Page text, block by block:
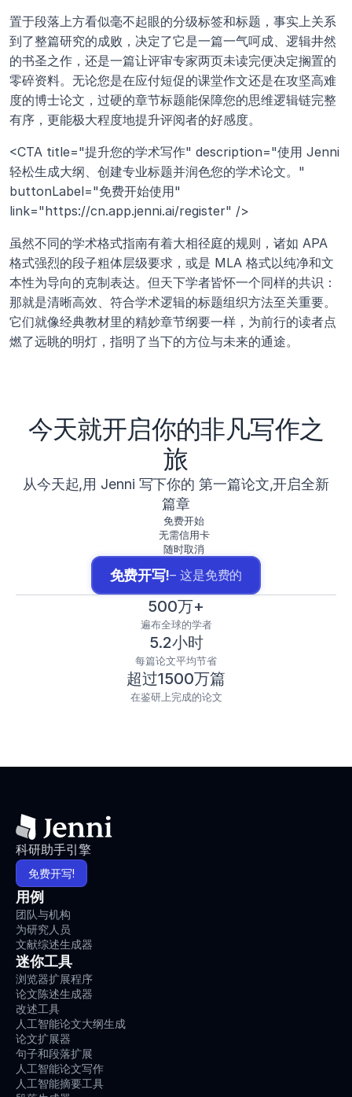
置于段落上方看似毫不起眼的分级标签和标题，事实上关系
到了整篇研究的成败，决定了它是一篇一气呵成、逻辑井然
的书圣之作，还是一篇让评审专家两页未读完便决定搁置的
零碎资料。无论您是在应付短促的课堂作文还是在攻坚高难
度的博士论文，过硬的章节标题能保障您的思维逻辑链完整
有序，更能极大程度地提升评阅者的好感度。
<CTA title="提升您的学术写作" description="使用 Jenni
轻松生成大纲、创建专业标题并润色您的学术论文。"
buttonLabel="免费开始使用"
link="https://cn.app.jenni.ai/register" />
虽然不同的学术格式指南有着大相径庭的规则，诸如 APA
格式强烈的段子粗体层级要求，或是 MLA 格式以纯净和文
本性为导向的克制表达。但天下学者皆怀一个同样的共识：
那就是清晰高效、符合学术逻辑的标题组织方法至关重要。
它们就像经典教材里的精妙章节纲要一样，为前行的读者点
燃了远眺的明灯，指明了当下的方位与未来的通途。
今天就开启你的非凡写作之
旅
从今天起,用 Jenni 写下你的 第一篇论文,开启全新
篇章
免费开始
无需信用卡
随时取消
免费开写!– 这是免费的
500万+
遍布全球的学者
5.2小时
每篇论文平均节省
超过1500万篇
在鉴研上完成的论文
科研助手引擎
免费开写!
用例
团队与机构
为研究人员
文献综述生成器
迷你工具
浏览器扩展程序
论文陈述生成器
改述工具
人工智能论文大纲生成
论文扩展器
句子和段落扩展
人工智能论文写作
人工智能摘要工具